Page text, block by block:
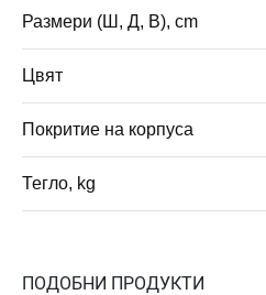
Размери (Ш, Д, В), cm
Цвят
Покритие на корпуса
Тегло, kg
ПОДОБНИ ПРОДУКТИ